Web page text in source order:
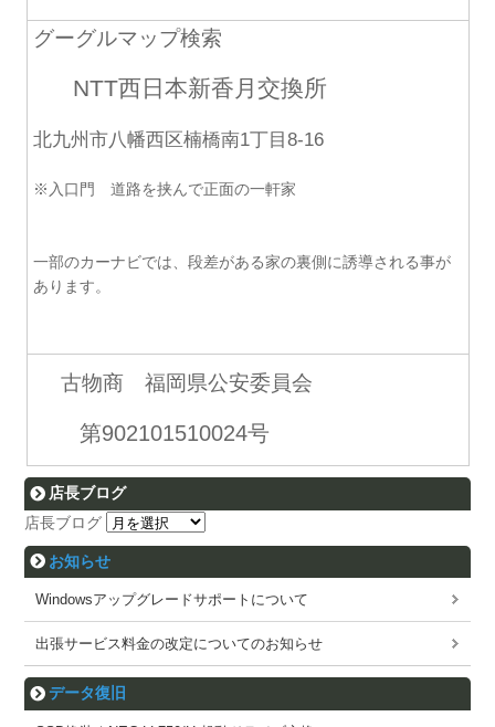
グーグルマップ検索
NTT西日本新香月交換所
北九州市八幡西区楠橋南1丁目8-16
※入口門 道路を挟んで正面の一軒家
一部のカーナビでは、段差がある家の裏側に誘導される事が
あります。
古物商 福岡県公安委員会
第902101510024号
店長ブログ
店長ブログ
お知らせ
Windowsアップグレードサポートについて
出張サービス料金の改定についてのお知らせ
データ復旧